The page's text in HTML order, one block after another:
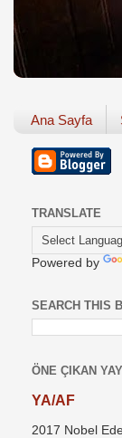
Ana Sayfa
TRANSLATE
Powered by
SEARCH THIS
ÖNE ÇIKAN
YA/AF
2017 Nobel